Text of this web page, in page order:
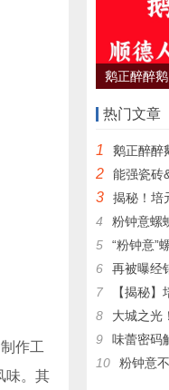
作工
味。其
鹅正醉醉
热门文章
1 鹅正醉醉鹅：顺德
2 能强瓷砖&
3
揭秘！培元扁鹊堂健康
4
粉钟意螺蛳粉与减
5
“粉钟意”螺蛳
6
再被曝经销商跑路
7
【揭秘】培元扁鹊
8
大城之光！新明珠
9
味蕾密码解锁！为
10
粉钟意不臭螺蛳